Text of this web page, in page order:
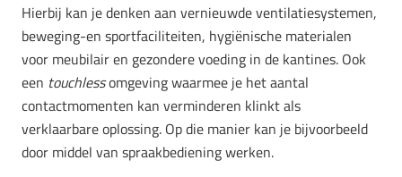
Hierbij kan je denken aan vernieuwde ventilatiesystemen,
beweging-en sportfaciliteiten, hygiënische materialen
voor meubilair en gezondere voeding in de kantines. Ook
een touchlessomgeving waarmee je het aantal
contactmomenten kan verminderen klinkt als
verklaarbare oplossing. Op die manier kan je bijvoorbeeld
door middel van spraakbediening werken.